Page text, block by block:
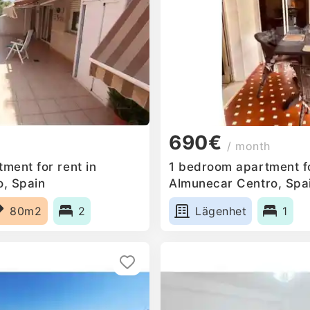
for rent in
Spain
80m2
2
690€ / month
1 bedroom apartment
Almunecar Centro,
Lägenhet
1